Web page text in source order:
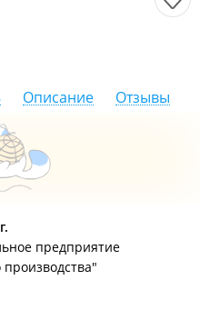
Описание Отзывы
10 стр. 1
предприятие